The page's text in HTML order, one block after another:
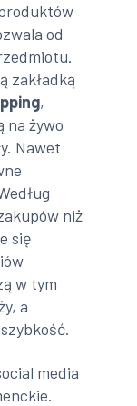
od
zakładką
,
na żywo
Nawet
niż
się
w tym
a
media